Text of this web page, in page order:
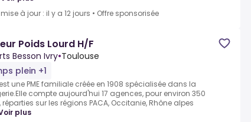
à jour : il y a 12 jours • Offre sponsorisée
Poids Lourd H/F
Besson Ivry•Toulouse
plein +1
une PME familiale créée en 1908 spécialisée dans la
compte aujourd'hui 17 agences, pour environ 350
sur les régions PACA, Occitanie, Rhône alpes
plus